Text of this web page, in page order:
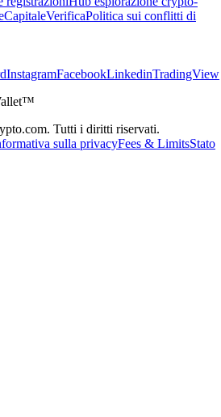
CapitaleVerificaPolitica sui conflitti di
InstagramFacebookLinkedinTradingView
Tutti i diritti riservati.
sulla privacyFees & LimitsStato